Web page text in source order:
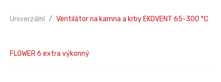
Univerzální Ventilátor na kamna a krby EKOVENT 65-300 °C
FLOWER 6 extra výkonný